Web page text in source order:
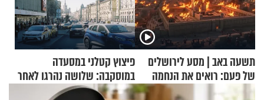
תשעה באב | מסע לירושלים
של פעם: רואים את הנחמה
פיצוץ קטלני במסעדה
במוסקבה: שלושה נהרגו לאחר
שמטען שנשאה אישה התפוצץ